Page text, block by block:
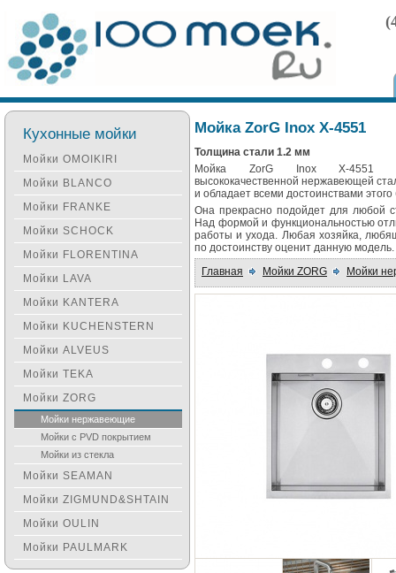
Мойка ZorG Inox X-4551
Толщина стали 1.2 мм
Мойка ZorG Inox X-4551
высококачественной нержавеющей
и обладает всеми достоинствами
Она прекрасно подойдет для любой
Над формой и функциональностью
работы и ухода. Любая хозяйка,
по достоинству оценит данную модель.
Главная
Мойки ZORG Мойки
Кухонные мойки
Мойки OMOIKIRI
Мойки BLANCO
Мойки FRANKE
Мойки SCHOCK
Мойки FLORENTINA
Мойки LAVA
Мойки KANTERA
Мойки KUCHENSTERN
Мойки ALVEUS
Мойки TEKA
Мойки ZORG
Мойки нержавеющие
Мойки с PVD покрытием
Мойки из стекла
Мойки SEAMAN
Мойки ZIGMUND&SHTAIN
Мойки OULIN
Мойки PAULMARK